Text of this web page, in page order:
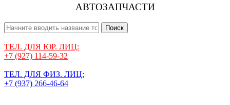
АВТОЗАПЧАСТИ
Поиск
ТЕЛ. ДЛЯ ЮР. ЛИЦ:
+7 (927) 114-59-32
ТЕЛ. ДЛЯ ФИЗ. ЛИЦ:
+7 (937) 266-46-64